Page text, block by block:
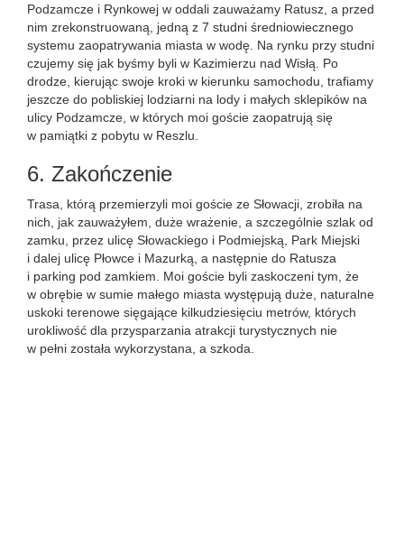
Podzamcze i Rynkowej w oddali zauważamy Ratusz, a przed
nim zrekonstruowaną, jedną z 7 studni średniowiecznego
systemu zaopatrywania miasta w wodę. Na rynku przy studni
czujemy się jak byśmy byli w Kazimierzu nad Wisłą. Po
drodze, kierując swoje kroki w kierunku samochodu, trafiamy
jeszcze do pobliskiej lodziarni na lody i małych sklepików na
ulicy Podzamcze, w których moi goście zaopatrują się
w pamiątki z pobytu w Reszlu.
6. Zakończenie
Trasa, którą przemierzyli moi goście ze Słowacji, zrobiła na
nich, jak zauważyłem, duże wrażenie, a szczególnie szlak od
zamku, przez ulicę Słowackiego i Podmiejską, Park Miejski
i dalej ulicę Płowce i Mazurką, a następnie do Ratusza
i parking pod zamkiem. Moi goście byli zaskoczeni tym, że
w obrębie w sumie małego miasta występują duże, naturalne
uskoki terenowe sięgające kilkudziesięciu metrów, których
urokliwość dla przysparzania atrakcji turystycznych nie
w pełni została wykorzystana, a szkoda.